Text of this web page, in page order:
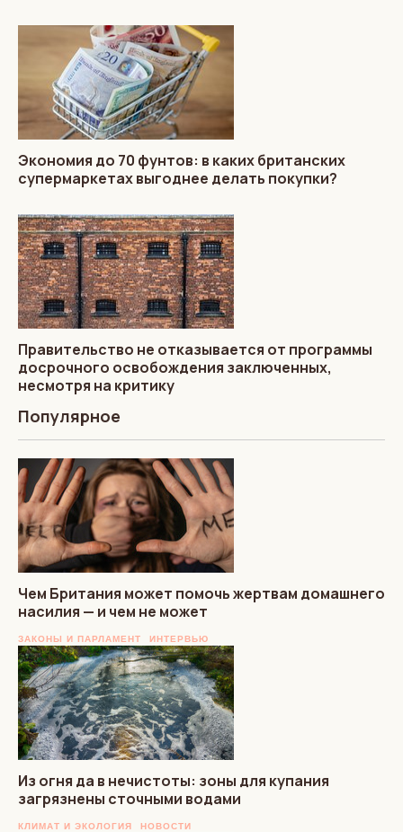
Экономия до 70 фунтов: в каких британских
супермаркетах выгоднее делать покупки?
Правительство не отказывается от программы
досрочного освобождения заключенных,
несмотря на критику
Популярное
Чем Британия может помочь жертвам домашнего
насилия — и чем не может
ЗАКОНЫ И ПАРЛАМЕНТ ИНТЕРВЬЮ
Из огня да в нечистоты: зоны для купания
загрязнены сточными водами
КЛИМАТ И ЭКОЛОГИЯ НОВОСТИ